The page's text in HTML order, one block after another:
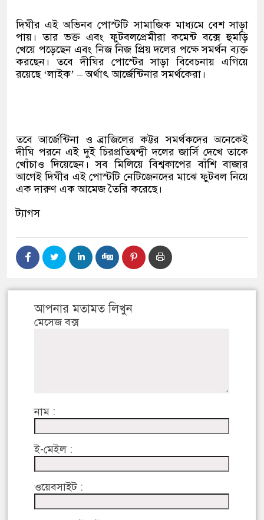
দিঘীর এই অভিনব পোস্টটি সামাজিক মাধ্যমে বেশ সাড়া
পায়। তার ভক্ত এবং ফুটবলপ্রেমীরা কমেন্ট বক্সে হুমড়ি
খেয়ে পড়েছেন এবং নিজ নিজ প্রিয় দলের পক্ষে সমর্থন ব্যক্ত
করছেন। তবে দীঘির পোস্টের সাড়া বিবেচনায় এগিয়ে
রয়েছে ‘লাইক’ – অর্থাৎ আর্জেন্টিনার সমর্থকেরা।
তবে আর্জেন্টিনা ও ব্রাজিলের কট্টর সমর্থকদের অনেকেই
দীঘি পরনে এই দুই চিরপ্রতিদ্বন্দ্বী দলের জার্সি দেখে তাকে
খোঁচাও দিয়েছেন। সব মিলিয়ে বিশ্বকাপের বাঁশি বাজার
আগেই দিঘীর এই পোস্টটি নেটিজেনদের মাঝে ফুটবল নিয়ে
এক দারুণ এক আমেজ তৈরি করেছে।
ট্যাগস
আপনার মতামত লিখুন
মেসেজ বক্স
নাম :
ই-মেইল :
ওয়েবসাইট :